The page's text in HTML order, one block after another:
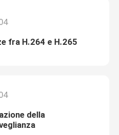
fra H.264 e H.265
della